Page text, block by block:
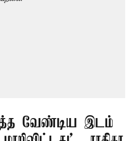
வேண்டிய இடம்